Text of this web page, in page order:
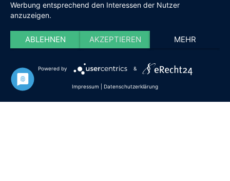
E-Mail:info [at] DieISERLOHNER.de
Website:
Haftung
Datenschutz Satzung Impressum
Werbung entsprechend den Interessen der Nutzer
anzuzeigen.
ABLEHNEN AKZEPTIEREN MEHR
Powered by &
Impressum Datenschutzerklärung